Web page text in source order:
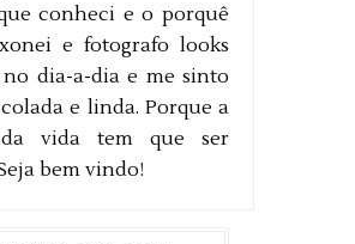
conheci e o porquê
e fotografo looks
dia-a-dia e me sinto
e linda. Porque a
vida tem que ser
bem vindo!